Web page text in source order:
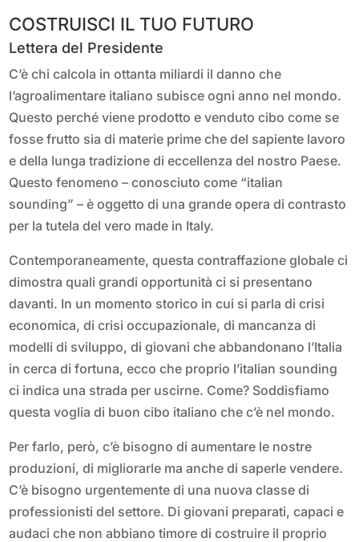
COSTRUISCI IL TUO FUTURO
Lettera del Presidente
C’è chi calcola in ottanta miliardi il danno che
l’agroalimentare italiano subisce ogni anno nel mondo.
Questo perché viene prodotto e venduto cibo come se
fosse frutto sia di materie prime che del sapiente lavoro
e della lunga tradizione di eccellenza del nostro Paese.
Questo fenomeno – conosciuto come “italian
sounding” – è oggetto di una grande opera di contrasto
per la tutela del vero made in Italy.
Contemporaneamente, questa contraffazione globale ci
dimostra quali grandi opportunità ci si presentano
davanti. In un momento storico in cui si parla di crisi
economica, di crisi occupazionale, di mancanza di
modelli di sviluppo, di giovani che abbandonano l’Italia
in cerca di fortuna, ecco che proprio l’italian sounding
ci indica una strada per uscirne. Come? Soddisfiamo
questa voglia di buon cibo italiano che c’è nel mondo.
Per farlo, però, c’è bisogno di aumentare le nostre
produzioni, di migliorarle ma anche di saperle vendere.
C’è bisogno urgentemente di una nuova classe di
professionisti del settore. Di giovani preparati, capaci e
audaci che non abbiano timore di costruire il proprio